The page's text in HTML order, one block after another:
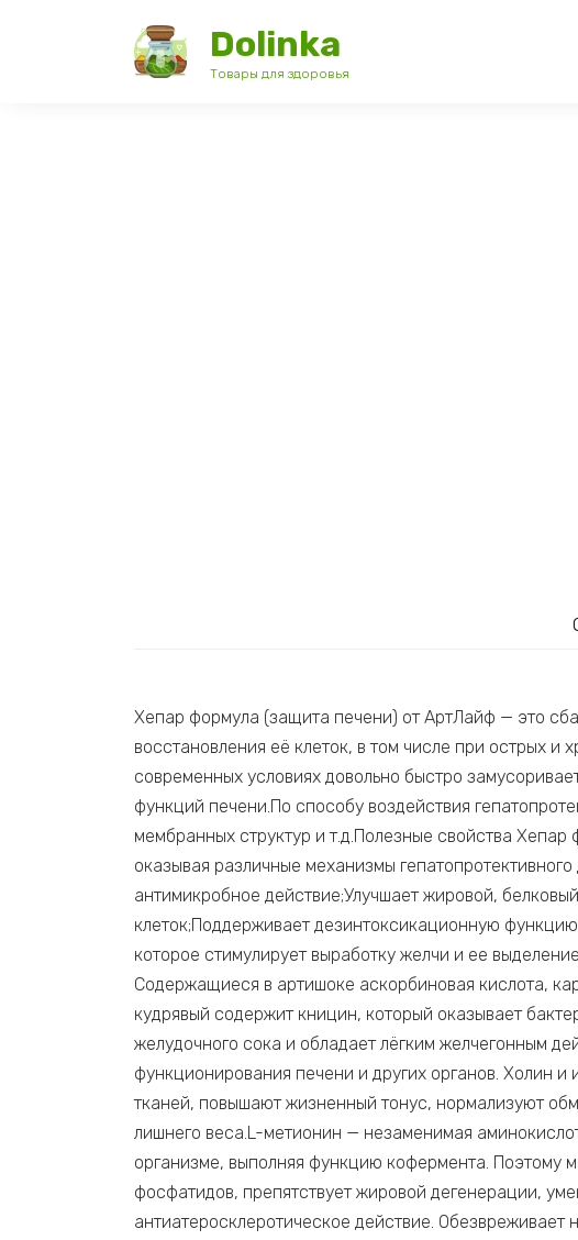
Dolinka
Товары для здоровья
Хепар формула (защита печени) от АртЛайф — это
восстановления её клеток, в том числе при острых и
современных условиях довольно быстро
функций печени.По способу воздействия
мембранных структур и т.д.Полезные свойства
оказывая различные механизмы
антимикробное действие;Улучшает жировой,
клеток;Поддерживает дезинтоксикационную
которое стимулирует выработку желчи и ее
Содержащиеся в артишоке аскорбиновая кислота,
кудрявый содержит кницин, который оказывает
желудочного сока и обладает лёгким желчегонным
функционирования печени и других органов. Холин
тканей, повышают жизненный тонус, нормализуют
лишнего веса.L-метионин — незаменимая
организме, выполняя функцию кофермента. Поэтому
фосфатидов, препятствует жировой дегенерации,
антиатеросклеротическое действие.